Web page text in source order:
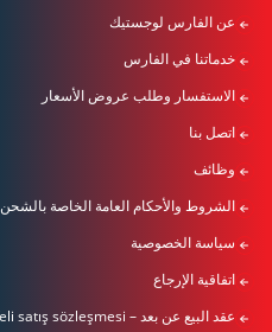
عن الفارس لوجستيك
خدماتنا في الفارس
الاستفسار وطلب عروض الأسعار
اتصل بنا
وظائف
الشروط والأحكام العامة الخاصة بالشحن
سياسة الخصوصية
اتفاقية الإرجاع
عقد البيع عن بعد – Mesafeli satış sözleşmesi